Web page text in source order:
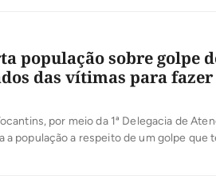
população sobre golpe
das vítimas para
por meio da 1ª Delegacia de
a população a respeito de um golpe que